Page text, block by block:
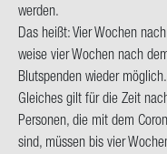
wer­den.
Das heißt: Vier Wo­chen
wei­se vier Wo­chen nach
Blut­spen­den wie­der mög­lich.
Glei­ches gilt für die Zeit
Per­so­nen, die mit dem
sind, müs­sen bis vier